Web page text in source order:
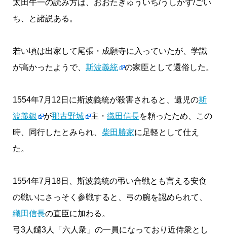
太田牛一の読み方は、おおたぎゅういち/うしかず/ごい
ち、と諸説ある。
若い頃は出家して尾張・成願寺に入っていたが、学識
が高かったようで、 斯波義統 の家臣として還俗した。
1554年7月12日に斯波義統が殺害されると、遺児の斯
波義銀
が那古野城 主・ 織田信長を頼ったため、この
時、同行したとみられ、 柴田勝家に足軽として仕え
た。
1554年7月18日、斯波義統の弔い合戦とも言える安食
の戦いにさっそく参戦すると、弓の腕を認められて、
織田信長の直臣に加わる。
弓3人鑓3人「六人衆」の一員になっており近侍衆とし